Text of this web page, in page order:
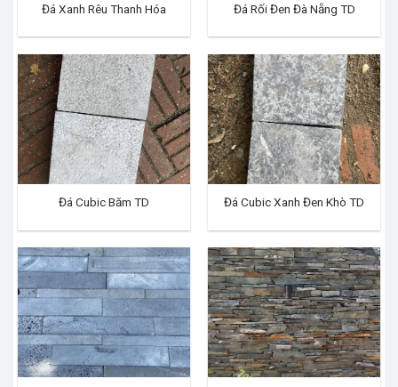
Đá Xanh Rêu Thanh Hóa Đá Rối Đen Đà Nẵng TD
Đá Cubic Băm TD Đá Cubic Xanh Đen Khò TD